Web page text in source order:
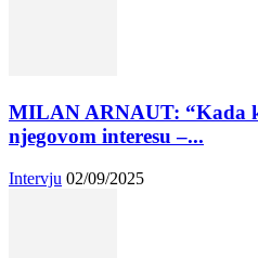
MILAN ARNAUT: “Kada
njegovom interesu –...
Intervju 02/09/2025